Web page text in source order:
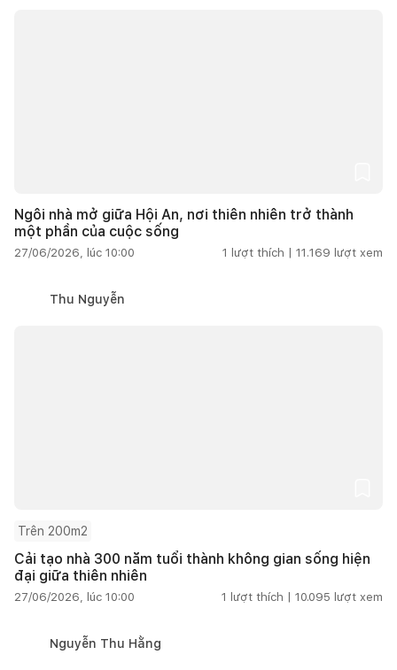
Ngôi nhà mở giữa Hội An, nơi thiên nhiên trở thành
một phần của cuộc sống
27/06/2026, lúc 10:00 1 lượt thích | 11.169 lượt xem
Thu Nguyễn
Trên 200m2
Cải tạo nhà 300 năm tuổi thành không gian sống hiện
đại giữa thiên nhiên
27/06/2026, lúc 10:00 1 lượt thích | 10.095 lượt xem
Nguyễn Thu Hằng